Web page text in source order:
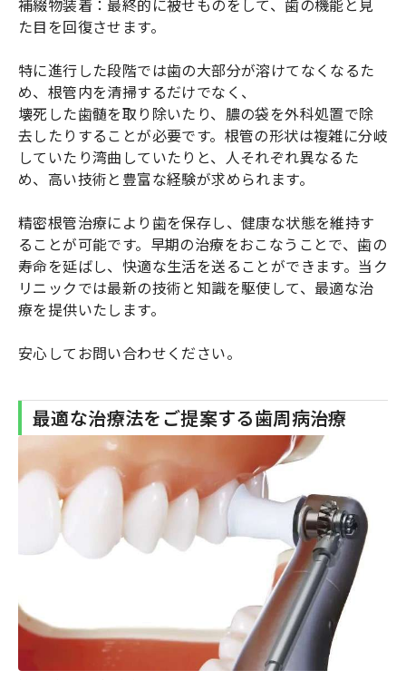
補綴物装着：最終的に被せものをして、歯の機能と見
た目を回復させます。
特に進行した段階では歯の大部分が溶けてなくなるた
め、根管内を清掃するだけでなく、
壊死した歯髄を取り除いたり、膿の袋を外科処置で除
去したりすることが必要です。根管の形状は複雑に分岐
していたり湾曲していたりと、人それぞれ異なるた
め、高い技術と豊富な経験が求められます。
精密根管治療により歯を保存し、健康な状態を維持す
ることが可能です。早期の治療をおこなうことで、歯の
寿命を延ばし、快適な生活を送ることができます。当ク
リニックでは最新の技術と知識を駆使して、最適な治
療を提供いたします。
安心してお問い合わせください。
最適な治療法をご提案する歯周病治療